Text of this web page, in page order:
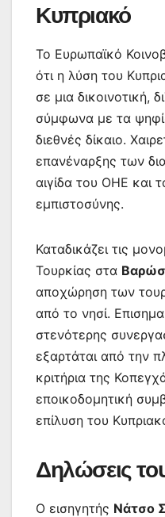
Κυπριακό
Το Ευρωπαϊκό
ότι η λύση του
σε μια δικοινοτική,
σύμφωνα με τα
διεθνές δίκαιο.
επανέναρξης των
αιγίδα του ΟΗΕ και
εμπιστοσύνης.
Καταδικάζει τις
Τουρκίας στα
αποχώρηση των
από το νησί.
στενότερης
εξαρτάται από την
κριτήρια της
εποικοδομητική
επίλυση του
Δηλώσεις
Ο εισηγητής Νάτσο